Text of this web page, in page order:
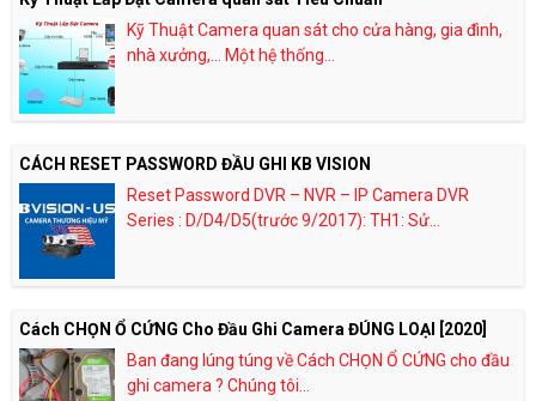
Kỹ Thuật Camera quan sát cho cửa hàng, gia đình,
nhà xưởng,… Một hệ thống...
CÁCH RESET PASSWORD ĐẦU GHI KB VISION
Reset Password DVR – NVR – IP Camera DVR
Series : D/D4/D5(trước 9/2017): TH1: Sử...
Cách CHỌN Ổ CỨNG Cho Đầu Ghi Camera ĐÚNG LOẠI [2020]
Ban đang lúng túng về Cách CHỌN Ổ CỨNG cho đầu
ghi camera ? Chúng tôi...